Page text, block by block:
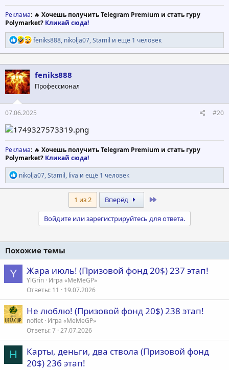
Реклама: 🔥 Хочешь получить Telegram Premium и стать гуру
Polymarket? Кликай сюда!
Р
е
а
к
ц
и
и
feniks888, nikolja07,Stamil и ещё 1 человек
feniks888
Профессионал
07.06.2025 #20
Реклама: 🔥 Хочешь получить Telegram Premium и стать гуру
Polymarket? Кликай сюда!
Р
е
а
nikolja07,Stamil, liva и ещё 1 человек
1 из 2 Вперёд
Войдите или зарегистрируйтесь для ответа.
Похожие темы
Y Жара июль! (Призовой фонд 20$) 237 этап!
YlGrin Игра «MeMeGP»
Ответы 11 19.07.2026
Не люблю! (Призовой фонд 20$) 238 этап!
noflet Игра «MeMeGP»
Ответы 7 27.07.2026
H
Карты, деньги, два ствола (Призовой фонд
20$) 236 этап!